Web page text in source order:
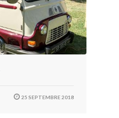
25 SEPTEMBRE 2018